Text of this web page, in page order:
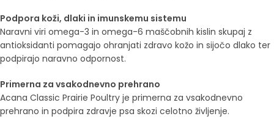
Podpora koži, dlaki in imunskemu sistemu
Naravni viri omega-3 in omega-6 maščobnih kislin skupaj z
antioksidanti pomagajo ohranjati zdravo kožo in sijočo dlako ter
podpirajo naravno odpornost.
Primerna za vsakodnevno prehrano
Acana Classic Prairie Poultry je primerna za vsakodnevno
prehrano in podpira zdravje psa skozi celotno življenje.